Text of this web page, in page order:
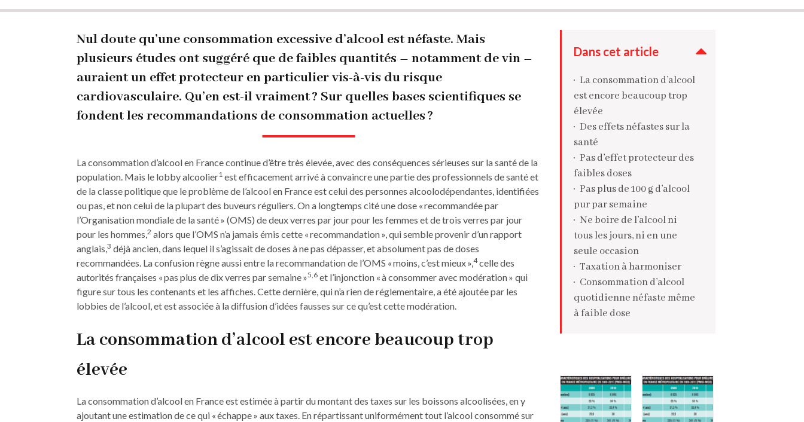
d'ArianeNul doute qu’une consommation excessive d’alcool est néfaste. Mais
plusieurs études ont suggéré que de faibles quantités – notamment de vin –
auraient un effet protecteur en particulier vis-à-vis du risque
cardiovasculaire. Qu’en est-il vraiment ? Sur quelles bases scientifiques se
fondent les recommandations de consommation actuelles ?
La consommation d’alcool en France continue d’être très élevée, avec des conséquences sérieuses sur la santé de la
population. Mais le lobby alcoolier1 est efficacement arrivé à convaincre une partie des professionnels de santé et
de la classe politique que le problème de l’alcool en France est celui des personnes alcoolodépendantes, identifiées
ou pas, et non celui de la plupart des buveurs réguliers. On a longtemps cité une dose « recommandée par
l’Organisation mondiale de la santé » (OMS) de deux verres par jour pour les femmes et de trois verres par jour
pour les hommes,2 alors que l’OMS n’a jamais émis cette « recommandation », qui semble provenir d’un rapport
anglais,3 déjà ancien, dans lequel il s’agissait de doses à ne pas dépasser, et absolument pas de doses
recommandées. La confusion règne aussi entre la recommandation de l’OMS « moins, c’est mieux »,4celle des
autorités françaises « pas plus de dix verres par semaine »5,6 et l’injonction « à consommer avec modération » qui
figure sur tous les contenants et les affiches. Cette dernière, qui n’a rien de réglementaire, a été ajoutée par les
lobbies de l’alcool, et est associée à la diffusion d’idées fausses sur ce qu’est cette modération.
La consommation d’alcool est encore beaucoup trop
élevée
La consommation d’alcool en France est estimée à partir du montant des taxes sur les boissons alcoolisées, en y
ajoutant une estimation de ce qui « échappe » aux taxes. En répartissant uniformément tout l’alcool consommé sur
Dans cet article
La consommation d’alcool
est encore beaucoup trop
élevée
Des effets néfastes sur la
santé
Pas d’effet protecteur des
faibles doses
Pas plus de 100 g d’alcool
pur par semaine
Ne boire de l’alcool ni
tous les jours, ni en une
seule occasion
Taxation à harmoniser
Consommation d’alcool
quotidienne néfaste même
à faible dose